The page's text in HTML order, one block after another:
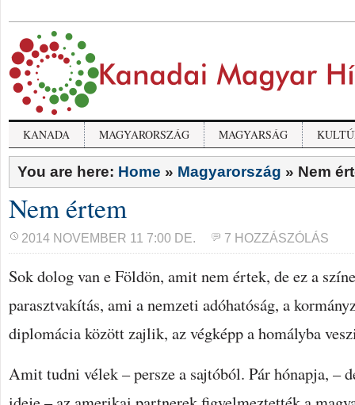
KANADA MAGYARORSZÁG MAGYARSÁG
You are here: Home » Magyarország » Nem
Nem értem
2014 NOVEMBER 11 7:00 DE. 7 HOZZÁSZÓLÁS
Sok dolog van e Földön, amit nem értek, de ez a
parasztvakítás, ami a nemzeti adóhatóság, a
diplomácia között zajlik, az végképp a homályba
Amit tudni vélek – persze a sajtóból. Pár hónapja, –